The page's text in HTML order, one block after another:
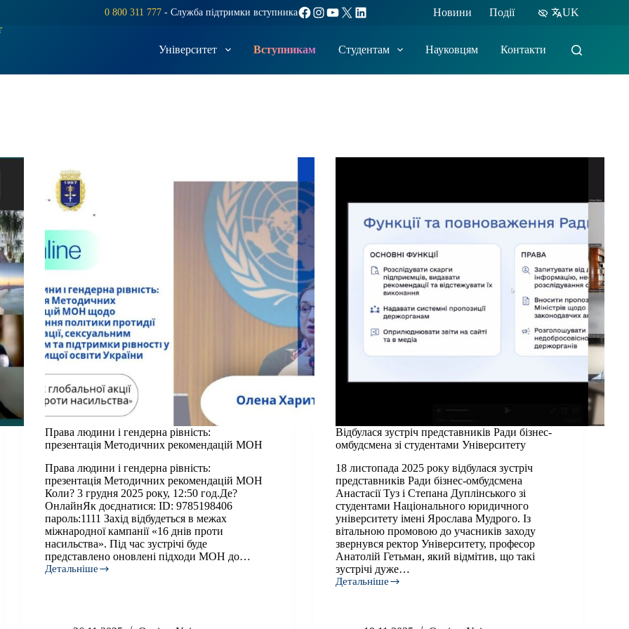
0 800 311 777- Служба підтримки вступникаFacebook
Instagram
YouTube
X LinkedIn Новини Події
UK
Університет Вступникам Студентам Науковцям Контакти
Права людини і гендерна рівність:
презентація Методичних рекомендацій МОН
Права людини і гендерна рівність:
презентація Методичних рекомендацій МОН
Коли? 3 грудня 2025 року, 12:50 год.Де?
ОнлайнЯк доєднатися: ID: 9785198406
пароль:1111 Захід відбудеться в межах
міжнародної кампанії «16 днів проти
насильства». Під час зустрічі буде
представлено оновлені підходи МОН до…
Детальніше
Права
​​Відбулася зустріч представників Ради бізнес-
омбудсмена зі студентами Університету
18 листопада 2025 року відбулася зустріч
представників Ради бізнес-омбудсмена
Анастасії Туз і Степана Дуплінського зі
студентами Національного юридичного
університету імені Ярослава Мудрого. Із
вітальною промовою до учасників заходу
звернувся ректор Університету, професор
Анатолій Гетьман, який відмітив, що такі
зустрічі дуже…
Детальніше